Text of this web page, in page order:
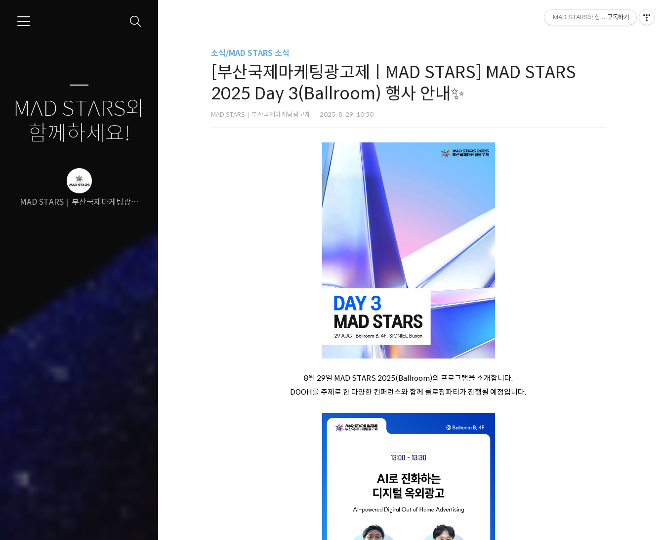
MAD STARS와
함께하세요!
MAD STARS｜부산국제마케팅광고
소식/MAD STARS 소식
[부산국제마케팅광고제ㅣMAD STARS] MAD STARS
2025 Day 3(Ballroom) 행사 안내✨
MAD STARS｜부산국제마케팅광고제 2025. 8. 29. 10:50
8월 29일 MAD STARS 2025(Ballroom)의 프로그램을 소개합니다.
DOOH를 주제로 한 다양한 컨퍼런스와 함께 클로징파티가 진행될 예정입니다.
MAD STARS와 함께하세요!
구독하기